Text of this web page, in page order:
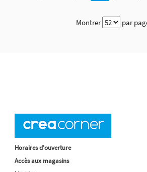
Montrer par
Horaires d'ouverture
Accès aux magasins